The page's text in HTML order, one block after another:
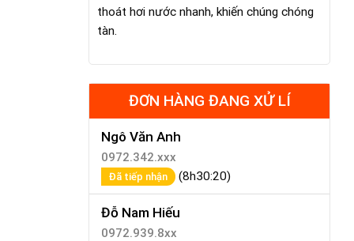
thoát hơi nước nhanh, khiến chúng chóng
tàn.
ĐƠN HÀNG ĐANG XỬ LÍ
Ngô Văn Anh
0972.342.xxx
Đã tiếp nhận (8h30:20)
Đỗ Nam Hiếu
0972.939.8xx